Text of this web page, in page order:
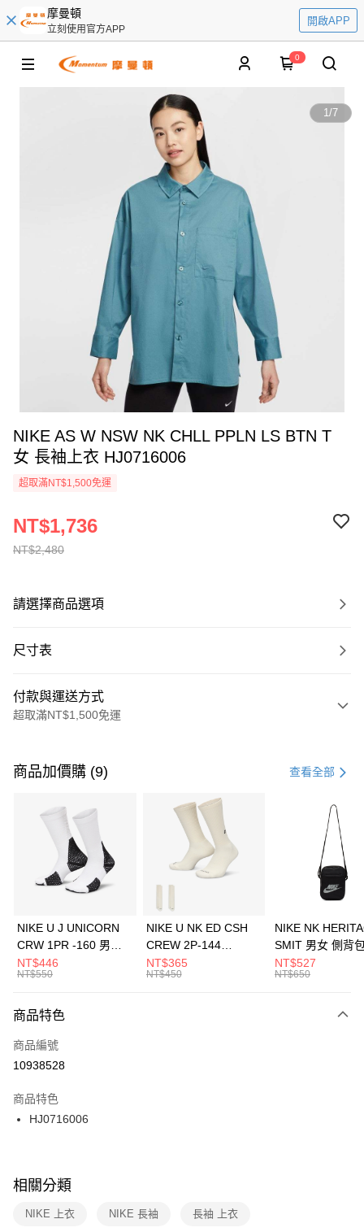
摩曼頓
立刻使用官方APP
開啟APP
0
1/7
NIKE AS W NSW NK CHLL PPLN LS BTN T
女 長袖上衣 HJ0716006
超取滿NT$1,500免運
NT$2,480
NT$1,736
請選擇商品選項
尺寸表
付款與運送方式
超取滿NT$1,500免運
信用卡一次付款
3 期 0 利率 每期 21家銀行
合作金庫商業銀行
第一商業銀行
華南商業銀行
彰化商業銀行
上海商業儲蓄銀行
元大商業銀行
台灣樂天信用卡公司
Apple Pay
全盈+PAY
AFTEE先享後付
【關於「AFTEE先享後付」】
便利好安心！
１．簡單：不需註冊會員、不需綁卡、不需儲值。
【「AFTEE先享後付」結帳流程】
３．收到繳費通知簡訊後14天內，點擊此簡訊中的連結，可透過四大超商／
ATM／網路銀行／等多元方式進行付款，方視為交易完成。
購買商品的店家。未經商家同意取消之訂單仍視為有效，需透過AFTEE先享
運送方式
7-11取貨(快速到店)
宅配
商品加價購 (9) 查看全部
NIKE U J UNICORN
CRW 1PR -160 男女
中統襪 FZ3393100
NT$446
NT$550
NIKE U NK ED CSH
CREW 2P-144
EMBRDY 男女 短統襪
FZ3073133
NT$365
NT$450
NIKE NK
SMIT 男女 側背
BA5871010
NT$527
NT$650
商品特色
商品編號
10938528
商品特色
HJ0716006
相關分類
NIKE 上衣 NIKE 長袖 長袖 上衣